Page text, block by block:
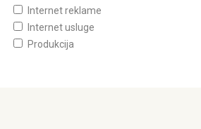
Internet reklame
Internet usluge
Produkcija